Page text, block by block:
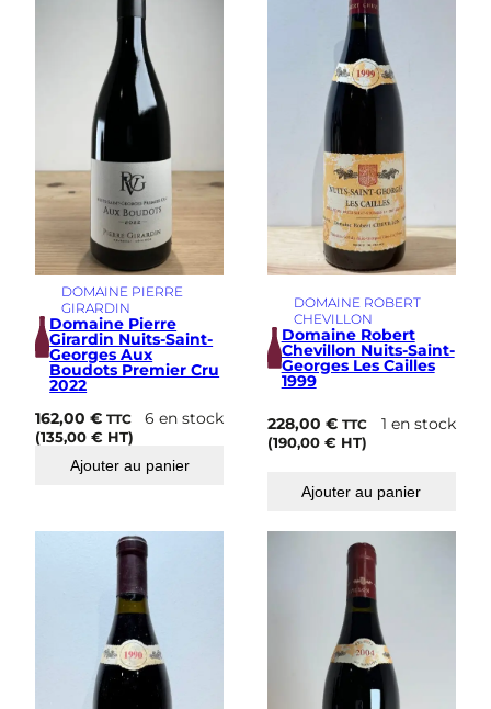
DOMAINE PIERRE
GIRARDIN
Domaine Pierre
Girardin Nuits-Saint-
Georges Aux
Boudots Premier Cru
2022
162,00€ TTC
(135,00€ HT)
6 en stock
Ajouter au panier
DOMAINE ROBERT
CHEVILLON
Domaine Robert
Chevillon Nuits-Saint-
Georges Les Cailles
1999
228,00 € TTC
(190,00 €HT)
1 en stock
Ajouter au panier